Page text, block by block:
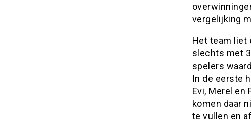
vergelijking
Het team liet
slechts met
spelers
In de eerste
Evi, Merel en
komen daar
te vullen en